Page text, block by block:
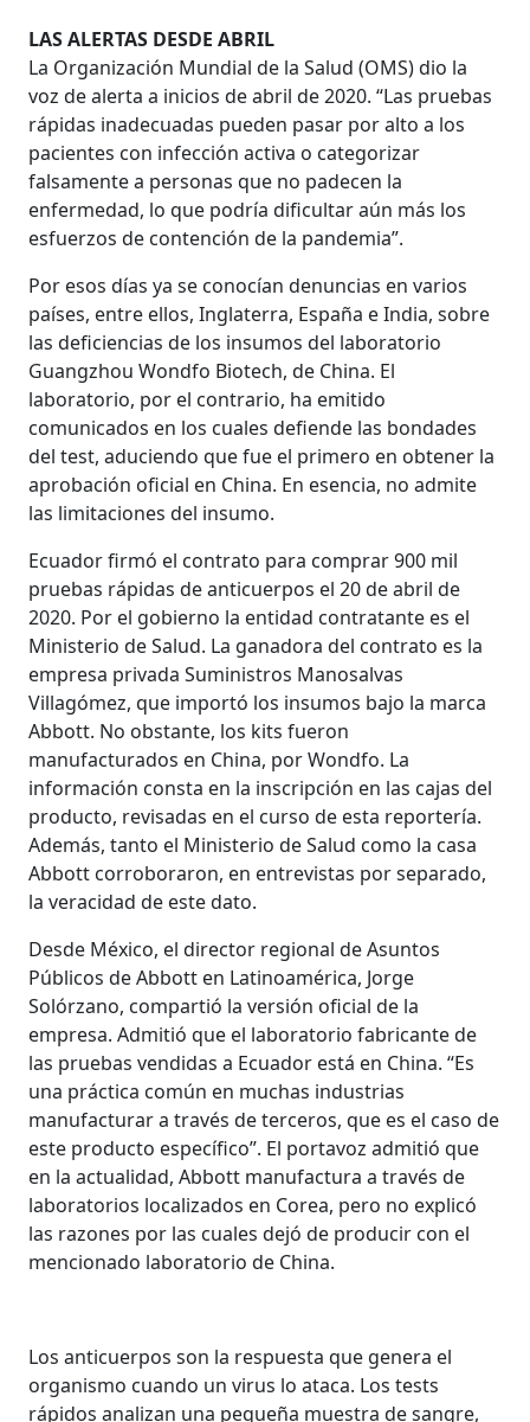
LAS ALERTAS DESDE ABRIL
La Organización Mundial de la Salud (OMS) dio la
voz de alerta a inicios de abril de 2020. “Las pruebas
rápidas inadecuadas pueden pasar por alto a los
pacientes con infección activa o categorizar
falsamente a personas que no padecen la
enfermedad, lo que podría dificultar aún más los
esfuerzos de contención de la pandemia”.
Por esos días ya se conocían denuncias en varios
países, entre ellos, Inglaterra, España e India, sobre
las deficiencias de los insumos del laboratorio
Guangzhou Wondfo Biotech, de China. El
laboratorio, por el contrario, ha emitido
comunicados en los cuales defiende las bondades
del test, aduciendo que fue el primero en obtener la
aprobación oficial en China. En esencia, no admite
las limitaciones del insumo.
Ecuador firmó el contrato para comprar 900 mil
pruebas rápidas de anticuerpos el 20 de abril de
2020. Por el gobierno la entidad contratante es el
Ministerio de Salud. La ganadora del contrato es la
empresa privada Suministros Manosalvas
Villagómez, que importó los insumos bajo la marca
Abbott. No obstante, los kits fueron
manufacturados en China, por Wondfo. La
información consta en la inscripción en las cajas del
producto, revisadas en el curso de esta reportería.
Además, tanto el Ministerio de Salud como la casa
Abbott corroboraron, en entrevistas por separado,
la veracidad de este dato.
Desde México, el director regional de Asuntos
Públicos de Abbott en Latinoamérica, Jorge
Solórzano, compartió la versión oficial de la
empresa. Admitió que el laboratorio fabricante de
las pruebas vendidas a Ecuador está en China. “Es
una práctica común en muchas industrias
manufacturar a través de terceros, que es el caso de
este producto específico”. El portavoz admitió que
en la actualidad, Abbott manufactura a través de
laboratorios localizados en Corea, pero no explicó
las razones por las cuales dejó de producir con el
mencionado laboratorio de China.
Los anticuerpos son la respuesta que genera el
organismo cuando un virus lo ataca. Los tests
rápidos analizan una pequeña muestra de sangre,